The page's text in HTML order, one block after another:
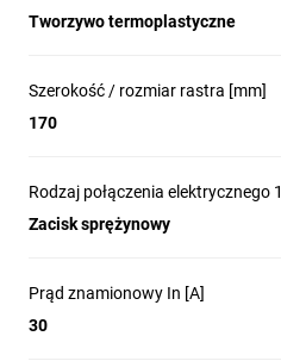
Tworzywo termoplastyczne
Szerokość / rozmiar rastra [mm]
170
Rodzaj połączenia elektrycznego 1
Zacisk sprężynowy
Prąd znamionowy In [A]
30